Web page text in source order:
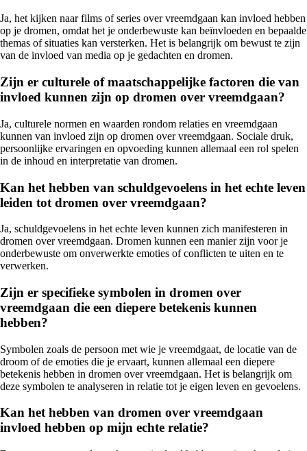
Ja, het kijken naar films of series over vreemdgaan kan invloed hebben
op je dromen, omdat het je onderbewuste kan beïnvloeden en bepaalde
themas of situaties kan versterken. Het is belangrijk om bewust te zijn
van de invloed van media op je gedachten en dromen.
Zijn er culturele of maatschappelijke factoren die van
invloed kunnen zijn op dromen over vreemdgaan?
Ja, culturele normen en waarden rondom relaties en vreemdgaan
kunnen van invloed zijn op dromen over vreemdgaan. Sociale druk,
persoonlijke ervaringen en opvoeding kunnen allemaal een rol spelen
in de inhoud en interpretatie van dromen.
Kan het hebben van schuldgevoelens in het echte leven
leiden tot dromen over vreemdgaan?
Ja, schuldgevoelens in het echte leven kunnen zich manifesteren in
dromen over vreemdgaan. Dromen kunnen een manier zijn voor je
onderbewuste om onverwerkte emoties of conflicten te uiten en te
verwerken.
Zijn er specifieke symbolen in dromen over
vreemdgaan die een diepere betekenis kunnen
hebben?
Symbolen zoals de persoon met wie je vreemdgaat, de locatie van de
droom of de emoties die je ervaart, kunnen allemaal een diepere
betekenis hebben in dromen over vreemdgaan. Het is belangrijk om
deze symbolen te analyseren in relatie tot je eigen leven en gevoelens.
Kan het hebben van dromen over vreemdgaan
invloed hebben op mijn echte relatie?